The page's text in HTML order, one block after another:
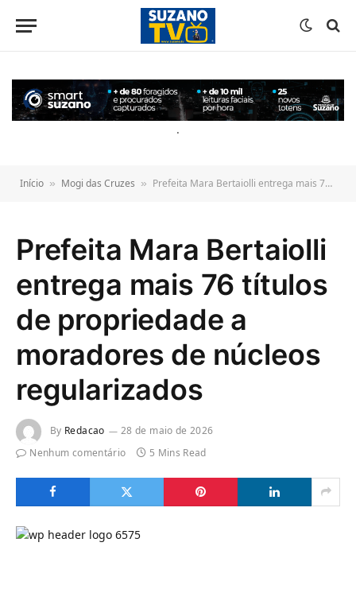
conteúdo
.
Início » Mogi das Cruzes » Prefeita Mara Bertaiolli entrega mais 76 títulos de propriedade a moradores de núcleos regularizados
Prefeita Mara Bertaiolli
entrega mais 76 títulos
de propriedade a
moradores de núcleos
regularizados
By Redacao
28 de maio de 2026
Nenhum comentário
5 Mins Read